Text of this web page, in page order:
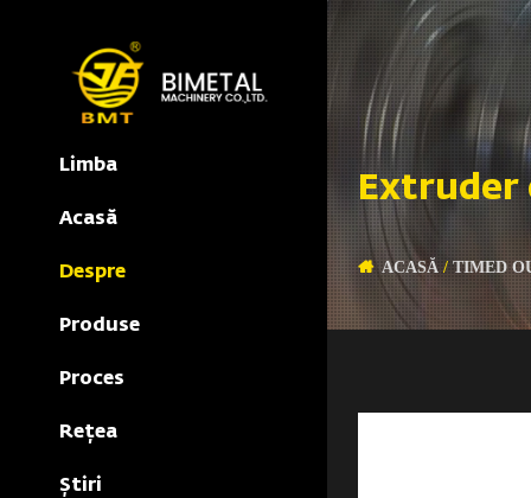
Limba
Acasă
Despre
Produse
Proces
Reţea
Știri
Extruder
ACASĂ/ TIMED